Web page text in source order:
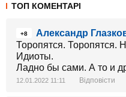
ТОП КОМЕНТАРІ
+8
Александр
Торопятся. Торопятся.
Идиоты.
Ладно бы сами. А то и
12.01.2022 11:11 Відповісти